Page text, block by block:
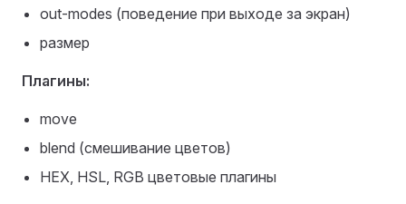
out-modes (поведение при выходе за экран)
размер
Плагины:
move
blend (смешивание цветов)
HEX, HSL, RGB цветовые плагины